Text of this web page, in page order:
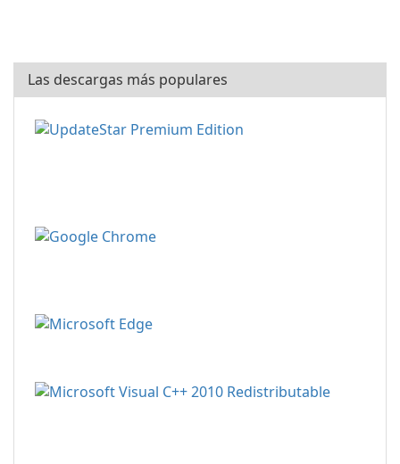
Las descargas más populares